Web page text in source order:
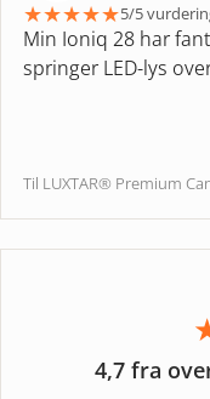
★★★★★5/5
Min Ioniq 28 har
springer LED-lys
Til LUXTAR® Premium
4,7 fra